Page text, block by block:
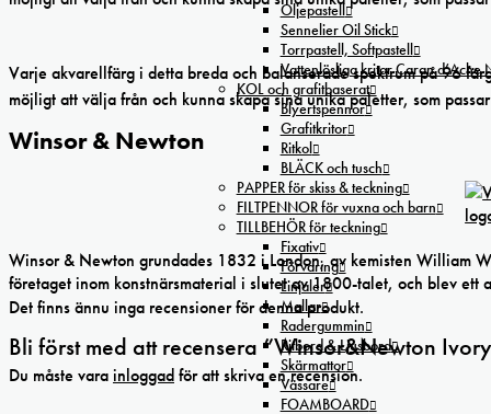
Oljepastell
Sennelier Oil Stick
Torrpastell, Softpastell
Vattenlösliga kritor Caran d’Ache
KOL och grafitbaserat
Blyertspennor
Grafitkritor
Ritkol
BLÄCK och tusch
PAPPER för skiss & teckning
FILTPENNOR för vuxna och barn
TILLBEHÖR för teckning
Fixativ
Förvaring
Linjaler
Mallar
Radergummin
Ritbord & Ljusbord
Skärmattor
Vässare
FOAMBOARD
Varje akvarellfärg i detta breda och balanserade spektrum på 96
möjligt att välja från och kunna skapa sina unika paletter, som
Winsor & Newton
Winsor & Newton grundades 1832 i London, av kemisten William
företaget inom konstnärsmaterial i slutet av 1800-talet, och blev ett
Det finns ännu inga recensioner för denna produkt.
Bli först med att recensera ”Winsor&Newton
Du måste varainloggadför att skriva en recension.